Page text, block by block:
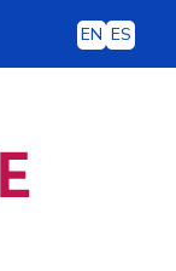
EN ES